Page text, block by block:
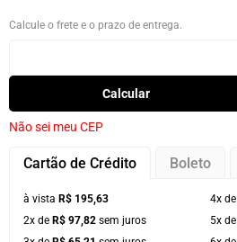
Calcule o frete e o prazo de entrega.
Calcular
Não sei meu CEP
Cartão de Crédito Boleto
à vista R$ 195,63
2x de R$ 97,82 sem juros
4x de
5x de